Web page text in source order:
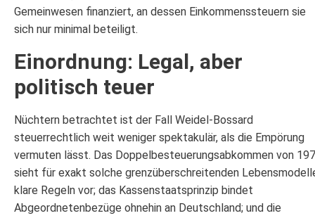
Gemeinwesen finanziert, an dessen Einkommenssteuern sie
sich nur minimal beteiligt.
Einordnung: Legal, aber
politisch teuer
Nüchtern betrachtet ist der Fall Weidel-Bossard
steuerrechtlich weit weniger spektakulär, als die Empörung
vermuten lässt. Das Doppelbesteuerungsabkommen von
sieht für exakt solche grenzüberschreitenden
klare Regeln vor; das Kassenstaatsprinzip bindet
Abgeordnetenbezüge ohnehin an Deutschland; und die